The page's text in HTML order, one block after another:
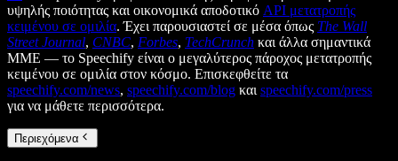
υψηλής ποιότητας και οικονομικά αποδοτικό API μετατροπής
κειμένου σε ομιλία. Έχει παρουσιαστεί σε μέσα όπως The Wall
Street Journal, CNBC, Forbes, TechCrunch και άλλα σημαντικά
ΜΜΕ — το Speechify είναι ο μεγαλύτερος πάροχος μετατροπής
κειμένου σε ομιλία στον κόσμο. Επισκεφθείτε τα
speechify.com/news, speechify.com/blog και speechify.com/press
για να μάθετε περισσότερα.
Περιεχόμενα